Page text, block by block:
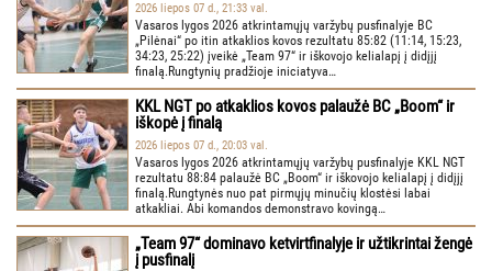
2026 liepos 07 d., 21:33 val.
Vasaros lygos 2026 atkrintamųjų varžybų pusfinalyje BC
„Pilėnai“ po itin atkaklios kovos rezultatu 85:82 (11:14, 15:23,
34:23, 25:22) įveikė „Team 97“ ir iškovojo kelialapį į didįjį
finalą.Rungtynių pradžioje iniciatyva…
KKL NGT po atkaklios kovos palaužė BC „Boom“ ir
iškopė į finalą
2026 liepos 07 d., 20:03 val.
Vasaros lygos 2026 atkrintamųjų varžybų pusfinalyje KKL NGT
rezultatu 88:84 palaužė BC „Boom“ ir iškovojo kelialapį į didįjį
finalą.Rungtynės nuo pat pirmųjų minučių klostėsi labai
atkakliai. Abi komandos demonstravo kovingą…
„Team 97“ dominavo ketvirtfinalyje ir užtikrintai žengė
į pusfinalį